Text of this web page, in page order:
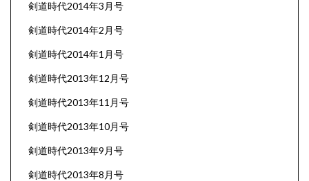
剣道時代2014年3月号
剣道時代2014年2月号
剣道時代2014年1月号
剣道時代2013年12月号
剣道時代2013年11月号
剣道時代2013年10月号
剣道時代2013年9月号
剣道時代2013年8月号